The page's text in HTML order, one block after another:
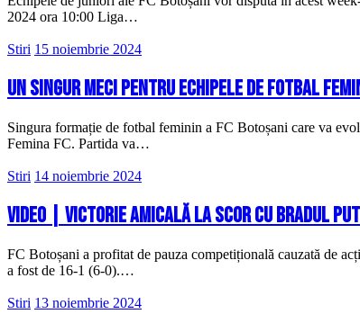
2024 ora 10:00 Liga…
Stiri 15 noiembrie 2024
Un singur meci pentru echipele de fotbal
Singura formație de fotbal feminin a FC Botoșani care va
Femina FC. Partida va…
Stiri 14 noiembrie 2024
VIDEO | Victorie amicală la scor cu Bradul
FC Botoșani a profitat de pauza competițională cauzată de
a fost de 16-1 (6-0).…
Stiri 13 noiembrie 2024